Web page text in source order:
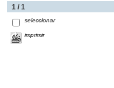
1 / 1
seleccionar
imprimir